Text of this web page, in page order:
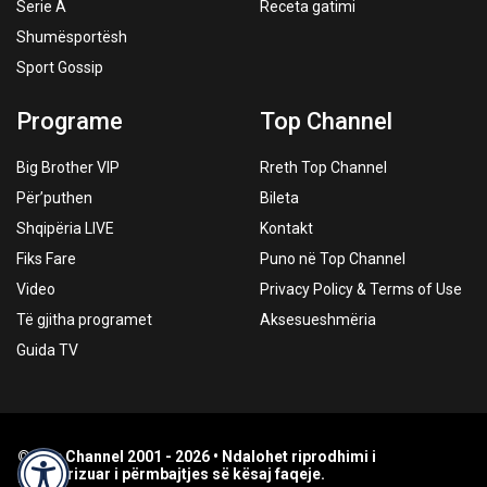
Serie A
Shumësportësh
Sport Gossip
Receta gatimi
Programe
Big Brother VIP
Për’puthen
Shqipëria LIVE
Fiks Fare
Video
Të gjitha programet
Guida TV
Top Channel
Rreth Top Channel
Bileta
Kontakt
Puno në Top Channel
Privacy Policy & Terms of Use
Aksesueshmëria
© Top Channel 2001 - 2026 • Ndalohet riprodhimi i
paautorizuar i përmbajtjes së kësaj faqeje.